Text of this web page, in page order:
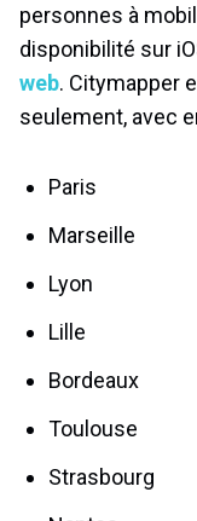
personnes à
disponibilité sur
web. Citymapper
seulement, avec
Paris
Marseille
Lyon
Lille
Bordeaux
Toulouse
Strasbourg